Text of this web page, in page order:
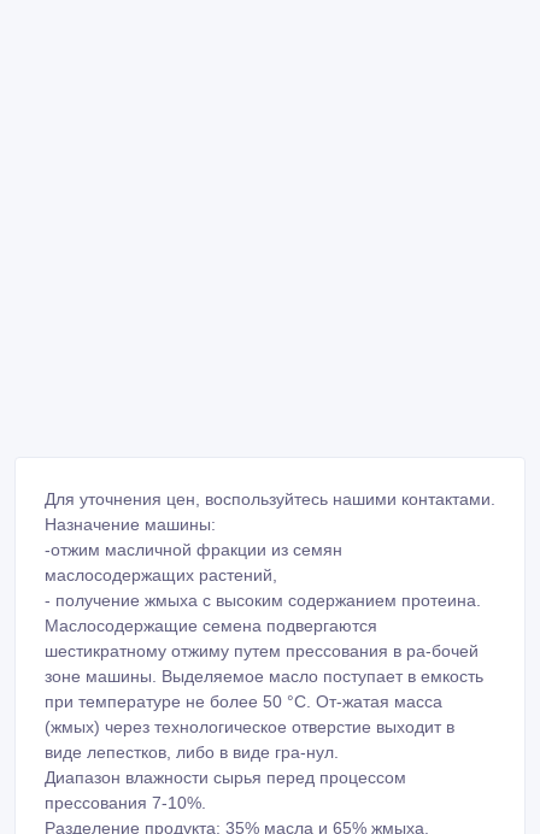
Для уточнения цен, воспользуйтесь нашими контактами.
Назначение машины:
-отжим масличной фракции из семян
маслосодержащих растений,
- получение жмыха с высоким содержанием протеина.
Маслосодержащие семена подвергаются
шестикратному отжиму путем прессования в ра-бочей
зоне машины. Выделяемое масло поступает в емкость
при температуре не более 50 °С. От-жатая масса
(жмых) через технологическое отверстие выходит в
виде лепестков, либо в виде гра-нул.
Диапазон влажности сырья перед процессом
прессования 7-10%.
Разделение продукта: 35% масла и 65% жмыха.